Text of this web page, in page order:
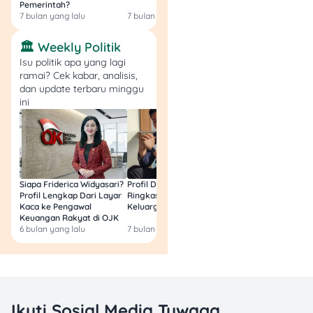
Keuntungan
Menggunakan Token
Listrik yang Bikin Nagih
Masih ragu mau ganti ke
token? Coba deh simak
keuntungan-keuntungan
keren ini:
1. Kontrol Anggaran
Maksimal
Dengan token, kamu bisa
atur pengeluaran listrik
sesuai budget bulanan. Mau
silakan, tapi tanggung
Pemerintah?
7 bulan yang lalu
7 bulan yang lalu
🏛️ Weekly Politik
Isu politik apa yang lagi
ramai? Cek kabar, analisis,
dan update terbaru minggu
ini
Siapa Friderica Widyasari?
Profil Lengkap Dari Layar
Kaca ke Pengawal
Keuangan Rakyat di OJK
6 bulan yang lalu
Profil Darma Mangkuluhur:
Ringkas Latar Belakang
Keluarga dan Bisnisnya
7 bulan yang lalu